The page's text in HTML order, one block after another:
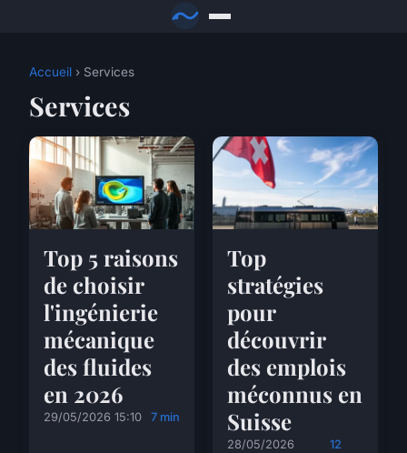
Accueil › Services
Services
Top 5 raisons
de choisir
l'ingénierie
mécanique
des fluides
en 2026
29/05/2026 15:10 7 min
Top
stratégies
pour
découvrir
des emplois
méconnus en
Suisse
28/05/2026
12